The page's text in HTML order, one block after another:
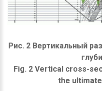
Рис. 2 Вертикальный
Fig. 2 Vertical cross-
the